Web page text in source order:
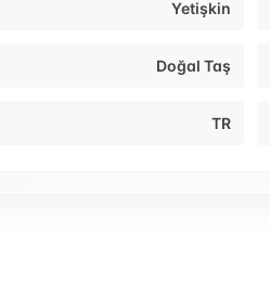
Yetişkin
Doğal Taş
TR